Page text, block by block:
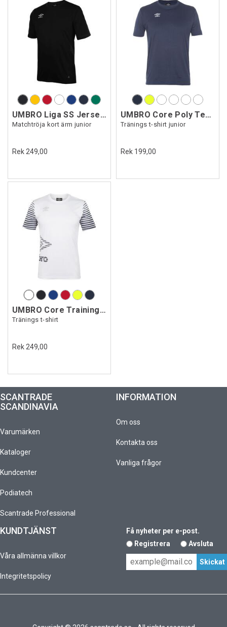
UMBRO Liga SS Jersey Jr
Matchtröja kort ärm junior
Rek 249,00
UMBRO Core Poly Tee Jr
Tränings t-shirt junior
Rek 199,00
UMBRO Core Training Tee Jr
Tränings t-shirt
Rek 249,00
SCANTRADE
SCANDINAVIA
Varumärken
Kataloger
Kundcenter
Podiatech
Scantrade Professional
INFORMATION
Om oss
Kontakta oss
Vanliga frågor
KUNDTJÄNST
Våra allmänna villkor
Integritetspolicy
Få nyheter per e-post.
Registrera
Avsluta